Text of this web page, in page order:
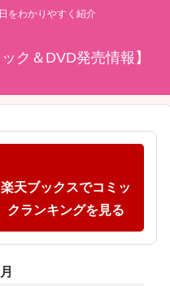
をわかりやすく紹介
ク＆DVD発売情報】
楽天ブックスでコミッ
クランキングを見る